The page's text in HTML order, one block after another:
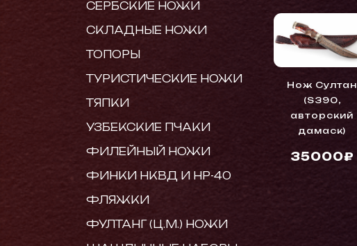
СЕРБСКИЕ НОЖИ
СКЛАДНЫЕ НОЖИ
ТОПОРЫ
ТУРИСТИЧЕСКИЕ НОЖИ
ТЯПКИ
УЗБЕКСКИЕ ПЧАКИ
ФИЛЕЙНЫЙ НОЖИ
ФИНКИ НКВД И НР-40
ФЛЯЖКИ
ФУЛТАНГ (Ц.М.) НОЖИ
Нож Султан
(S390,
авторский
дамаск)
35000₽